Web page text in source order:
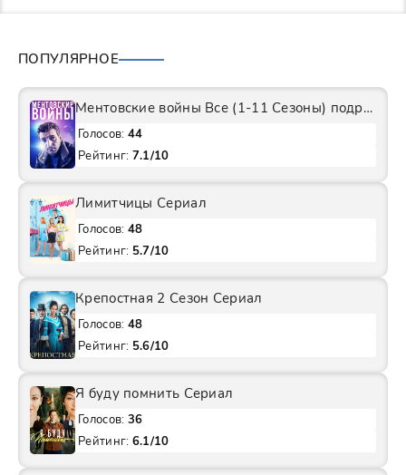
ПОПУЛЯРНОЕ
Ментовские войны Все (1-11 Сезоны) подряд Сериал
Голосов: 44
Рейтинг: 7.1/10
Лимитчицы Сериал
Голосов: 48
Рейтинг: 5.7/10
Крепостная 2 Сезон Сериал
Голосов: 48
Рейтинг: 5.6/10
Я буду помнить Сериал
Голосов: 36
Рейтинг: 6.1/10